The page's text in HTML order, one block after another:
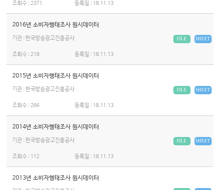
조회수 :2371 등록일 : 18.11.13
2016년 소비자행태조사 원시데이터
기관 : 한국방송광고진흥공사 SHEET
FILE
조회수 :218 등록일 : 18.11.13
2015년 소비자행태조사 원시데이터
기관 : 한국방송광고진흥공사 SHEET
FILE
조회수 :266 등록일 : 18.11.13
2014년 소비자행태조사 원시데이터
기관 : 한국방송광고진흥공사 SHEET
FILE
조회수 : 112 등록일 : 18.11.13
2013년 소비자행태조사 원시데이터